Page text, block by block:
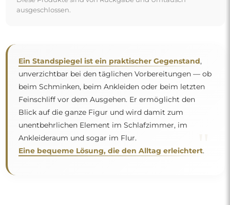
Um den Transport müssen Sie sich keine Sorgen machen –
wir kümmern uns darum, dass der von Ihnen bestellte
Spiegel vollkommen sicher bei Ihnen ankommt, und das
völlig kostenlos. Wir verfügen über einen eigenen
Fuhrpark und geschultes Personal, deshalb können wir
garantieren, dass der Spiegel unversehrt ankommt, ohne
großen Abmessungen bestellen, können Sie mit einer
schnellen Lieferung rechnen.